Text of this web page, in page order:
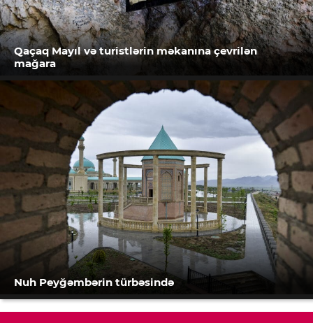
Qaçaq Mayıl və turistlərin məkanına çevrilən
mağara
Nuh Peyğəmbərin türbəsində